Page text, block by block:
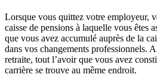
Lorsque vous quittez votre employeur,
caisse de pensions à laquelle vous êtes
que vous avez accumulé auprès de la
dans vos changements professionnels.
retraite, tout l’avoir que vous avez
carrière se trouve au même endroit.